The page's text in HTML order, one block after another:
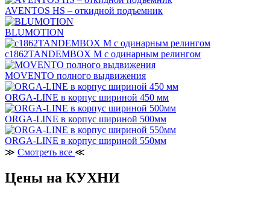
AVENTOS HS – откидной подъемник
BLUMOTION
c1862TANDEMBOX М с одинарным релингом
MOVENTO полного выдвижения
ORGA-LINE в корпус шириной 450 мм
ORGA-LINE в корпус шириной 500мм
ORGA-LINE в корпус шириной 550мм
≫ Смотреть все ≪
Цены на КУХНИ